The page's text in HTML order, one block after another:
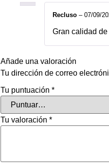
Recluso – 07/09/
Gran calidad
Añade una valoración
Tu dirección de correo
Tu puntuación *
Tu valoración *